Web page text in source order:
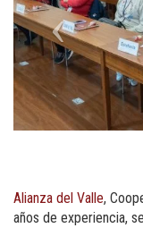
Alianza del Valle,
años de experiencia,